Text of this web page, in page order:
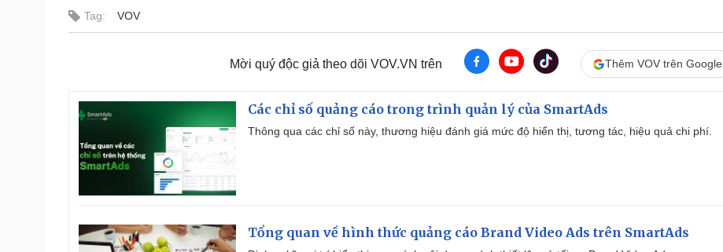
Tag: VOV
Mời quý độc giả theo dõi VOV.VN trên Thêm VOV trên Google
Các chỉ số quảng cáo trong trình quản lý của SmartAds
Thông qua các chỉ số này, thương hiệu đánh giá mức độ hiển thị, tương tác, hiệu quả chi phí.
Tổng quan về hình thức quảng cáo Brand Video Ads trên SmartAds